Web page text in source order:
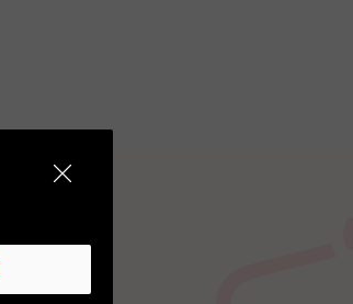
perspektyvos. Užtikrindamas
kūrybines galimybes su Leica.